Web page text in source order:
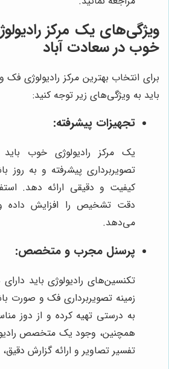
ویژگی‌های یک مرکز
خوب در سعادت آباد
برای انتخاب بهترین مرکز رادیولوژی
باید به ویژگی‌های زیر توجه کنید:
تجهیزات پیشرفته:
یک مرکز رادیولوژی خوب
تصویربرداری پیشرفته و به روز
کیفیت و دقیقی ارائه دهد.
دقت تشخیص را افزایش
می‌دهد.
پرسنل مجرب و متخصص:
تکنسین‌های رادیولوژی باید
زمینه تصویربرداری فک و صورت
به درستی تهیه کرده و از دوز
همچنین، وجود یک متخصص
تفسیر تصاویر و ارائه گزارش